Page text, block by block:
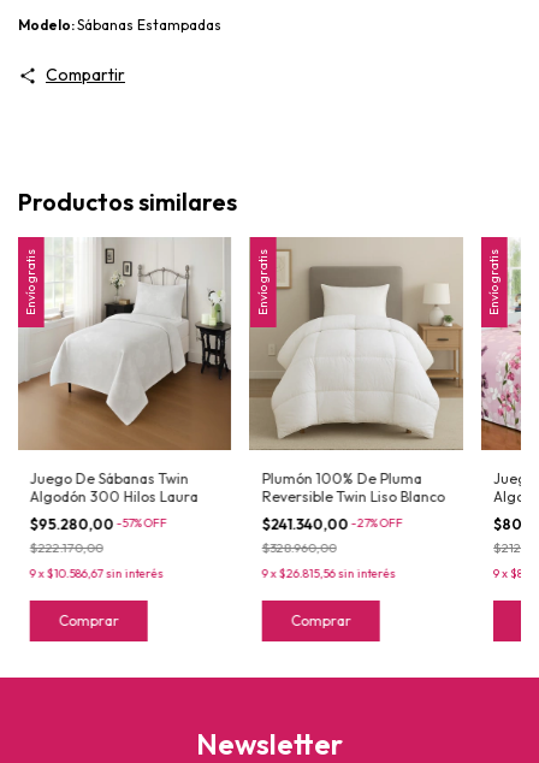
Modelo:Sábanas Estampadas
Compartir
Productos similares
Envío gratis
Juego De Sábanas Twin
Algodón 300 Hilos Laura
$95.280,00 -57%OFF
$222.170,00
9x$10.586,67sin interés
Comprar
Envío gratis
Plumón 100% De Pluma
Reversible Twin Liso Blanco
$241.340,00 -27%OFF
$328.960,00
9x$26.815,56sin interés
Comprar
Envío gratis
Juego
9x
Newsletter